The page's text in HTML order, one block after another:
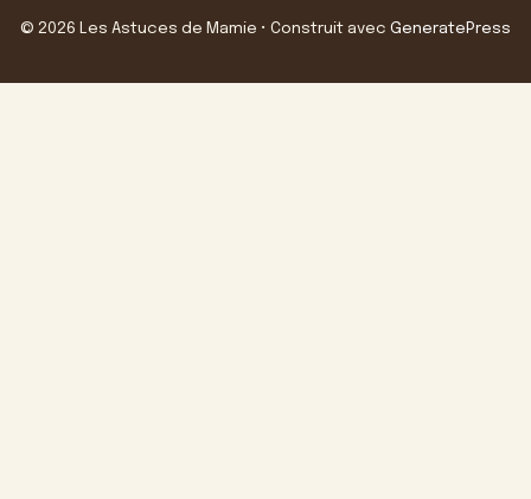
© 2026 Les Astuces de Mamie • Construit avec GeneratePress